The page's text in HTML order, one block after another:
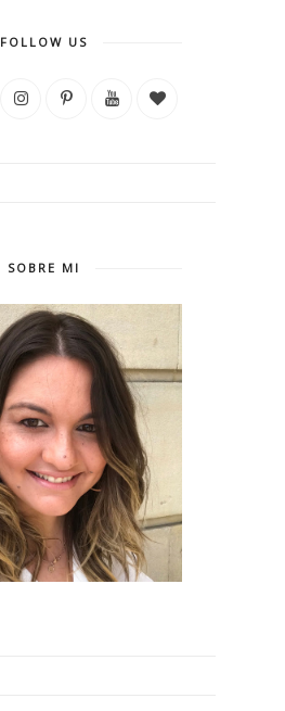
FOLLOW US
SOBRE MI